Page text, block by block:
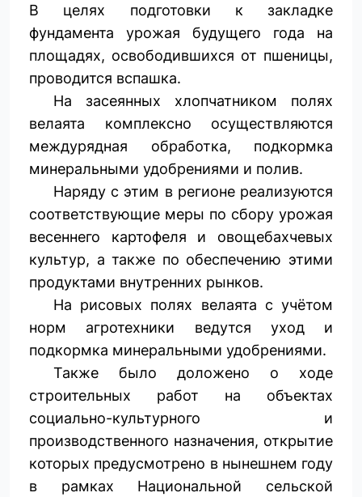
В целях подготовки к закладке
фундамента урожая будущего года на
площадях, освободившихся от пшеницы,
проводится вспашка.
На засеянных хлопчатником полях
велаята комплексно осуществ­ляются
междурядная обработка, подкормка
минеральными удобрениями и полив.
Наряду с этим в регионе реализуются
соответствующие меры по сбору урожая
весеннего картофеля и овощебахчевых
культур, а также по обеспечению этими
продуктами внутренних рынков.
На рисовых полях велаята с учётом
норм агротехники ведутся уход и
подкормка минеральными удобрениями.
Также было доложено о ходе
строительных работ на объектах
социально-культурного и
производственного назначения, открытие
которых предусмотрено в нынешнем году
в рамках Национальной сельской